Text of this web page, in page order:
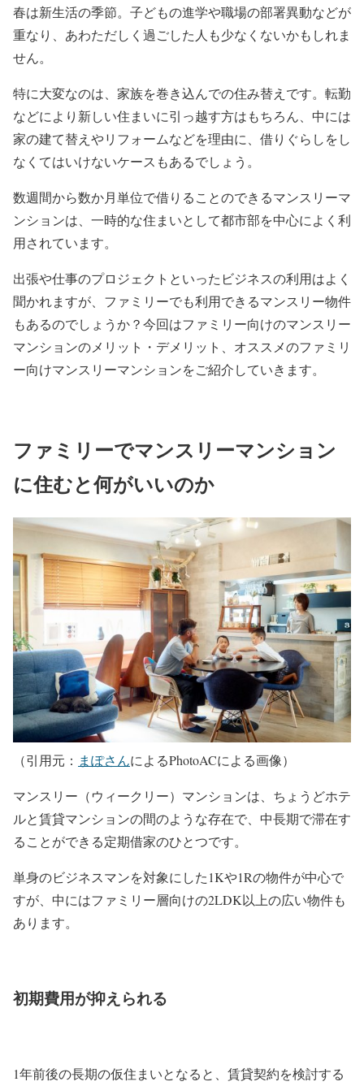
春は新生活の季節。子どもの進学や職場の部署異動などが
重なり、あわただしく過ごした人も少なくないかもしれま
せん。
特に大変なのは、家族を巻き込んでの住み替えです。転勤
などにより新しい住まいに引っ越す方はもちろん、中には
家の建て替えやリフォームなどを理由に、借りぐらしをし
なくてはいけないケースもあるでしょう。
数週間から数か月単位で借りることのできるマンスリーマ
ンションは、一時的な住まいとして都市部を中心によく利
用されています。
出張や仕事のプロジェクトといったビジネスの利用はよく
聞かれますが、ファミリーでも利用できるマンスリー物件
もあるのでしょうか？今回はファミリー向けのマンスリー
マンションのメリット・デメリット、オススメのファミリ
ー向けマンスリーマンションをご紹介していきます。
ファミリーでマンスリーマンション
に住むと何がいいのか
（引用元： まぽさんによるPhotoACによる画像）
マンスリー（ウィークリー）マンションは、ちょうどホテ
ルと賃貸マンションの間のような存在で、中長期で滞在す
ることができる定期借家のひとつです。
単身のビジネスマンを対象にした1Kや1Rの物件が中心で
すが、中にはファミリー層向けの2LDK以上の広い物件も
あります。
初期費用が抑えられる
1年前後の長期の仮住まいとなると、賃貸契約を検討する